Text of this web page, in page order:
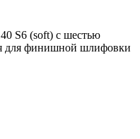
S6 (soft) с шестью
для финишной шлифовки